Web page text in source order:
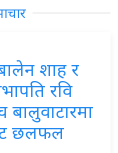
बालेन शाह र
रवि
बालुवाटारमा
छलफल